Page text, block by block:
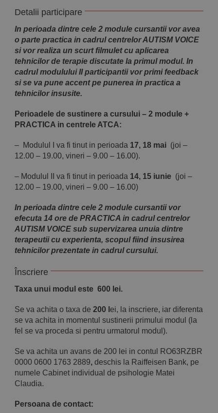
Detalii participare
In perioada dintre cele 2 module cursantii vor avea
o parte practica in cadrul centrelor AUTISM VOICE
si vor realiza un scurt filmulet cu aplicarea
tehnicilor de terapie discutate la primul modul. In
cadrul modulului II participantii vor primi feedback
si se va pune accent pe punerea in practica a
tehnicilor insusite.
Perioadele de sustinere a cursului – 2 module +
PRACTICA in centrele ATCA:
– Modulul I va fi tinut in perioada 17, 18 mai (joi –
12.00 – 19.00, vineri – 9.00 – 16.00).
– Modulul II va fi tinut in perioada 14, 15 iunie (joi –
12.00 – 19.00, vineri – 9.00 – 16.00)
In perioada dintre cele 2 module cursantii vor
efecuta 14 ore de PRACTICA in cadrul centrelor
AUTISM VOICE sub supervizarea unuia dintre
terapeutii cu experienta, scopul fiind insusirea
tehnicilor prezentate in cadrul cursului.
Înscriere
Taxa unui modul este 600 lei.
Se va achita o taxa de 200 l ei, la inscriere, iar diferenta
se va achita in momentul sustinerii primului modul (la
fel se va proceda si pentru urmatorul modul).
Se va achita un avans de 200 lei in contul RO63RZBR
0000 0600 1763 2889, deschis la Raiffeisen Bank, pe
numele Cabinet individual de psihologie Matei
Claudia.
Persoana de contact: